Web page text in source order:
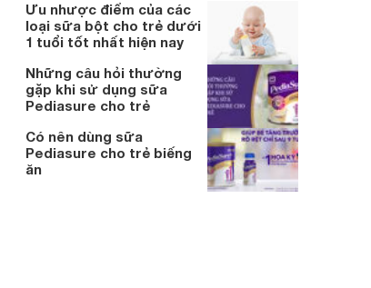
Ưu nhược điểm của các
loại sữa bột cho trẻ dưới
1 tuổi tốt nhất hiện nay
Những câu hỏi thường
gặp khi sử dụng sữa
Pediasure cho trẻ
Có nên dùng sữa
Pediasure cho trẻ biếng
ăn